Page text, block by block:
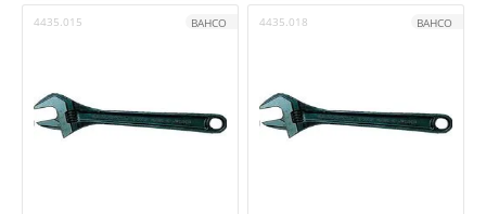
4435.015 BAHCO 4435.018 BAHCO